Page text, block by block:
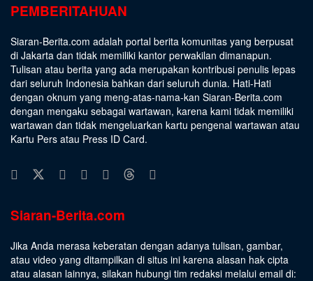
PEMBERITAHUAN
Siaran-Berita.com adalah portal berita komunitas yang berpusat
di Jakarta dan tidak memiliki kantor perwakilan dimanapun.
Tulisan atau berita yang ada merupakan kontribusi penulis lepas
dari seluruh Indonesia bahkan dari seluruh dunia. Hati-Hati
dengan oknum yang meng-atas-nama-kan Siaran-Berita.com
dengan mengaku sebagai wartawan, karena kami tidak memiliki
wartawan dan tidak mengeluarkan kartu pengenal wartawan atau
Kartu Pers atau Press ID Card.
Siaran-Berita.com
Jika Anda merasa keberatan dengan adanya tulisan, gambar,
atau video yang ditampilkan di situs ini karena alasan hak cipta
atau alasan lainnya, silakan hubungi tim redaksi melalui email di: